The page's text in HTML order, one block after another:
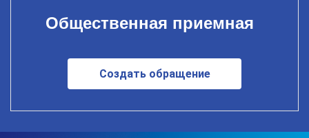
Общественная приемная
Создать обращение